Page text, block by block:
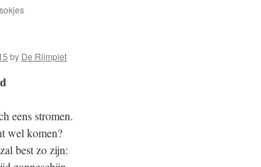
by De Rijmpiet
eens stromen.
wel komen?
best zo zijn: